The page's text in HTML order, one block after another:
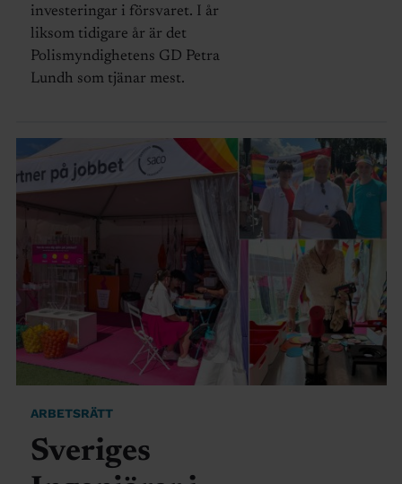
investeringar i försvaret. I år
liksom tidigare år är det
Polismyndighetens GD Petra
Lundh som tjänar mest.
ARBETSRÄTT
Sveriges